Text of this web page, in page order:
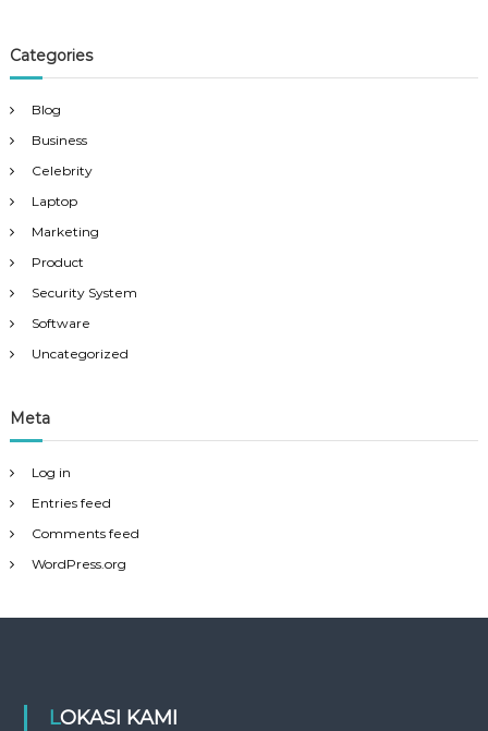
Categories
Blog
Business
Celebrity
Laptop
Marketing
Product
Security System
Software
Uncategorized
Meta
Log in
Entries feed
Comments feed
WordPress.org
LOKASI KAMI